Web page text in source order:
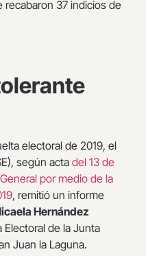
37 indicios de
electoral de 2019, el
según acta del 13 de
por medio de la
, remitió un informe
Hernández
Electoral de la Junta
Juan la Laguna.